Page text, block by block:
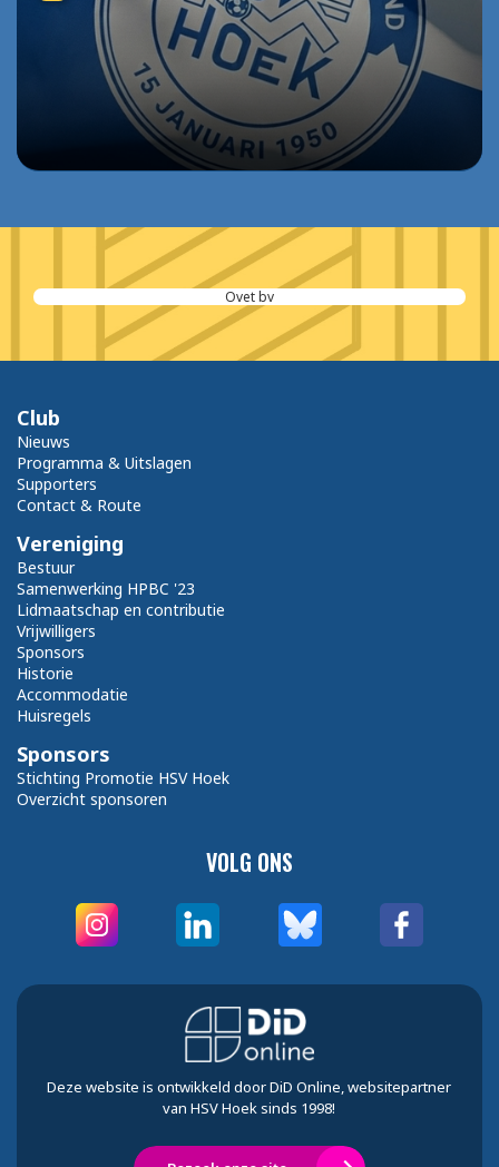
Ovet bv
VOLG ONS
Club
Nieuws
Programma & Uitslagen
Supporters
Contact & Route
Vereniging
Bestuur
Samenwerking HPBC '23
Lidmaatschap en contributie
Vrijwilligers
Sponsors
Historie
Accommodatie
Huisregels
Sponsors
Stichting Promotie HSV Hoek
Overzicht sponsoren
Deze website is ontwikkeld door DiD Online, websitepartner
van HSV Hoek sinds 1998!